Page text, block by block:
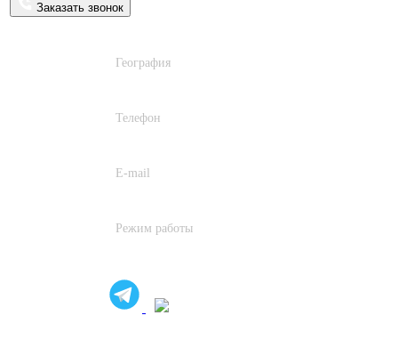
Заказать звонок
География
Телефон
E-mail
Режим работы